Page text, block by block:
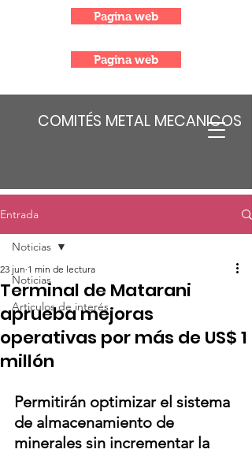
COMITÉS METAL MECANICOS
Pagina web
Pagina web
Entrada
Noticias
Articulos de interés
Noticias
Terminal de Matarani
aprueba mejoras
operativas por más de US$ 1
millón
23 jun 1 min de lectura
Permitirán optimizar el sistema
de almacenamiento de
minerales sin incrementar la